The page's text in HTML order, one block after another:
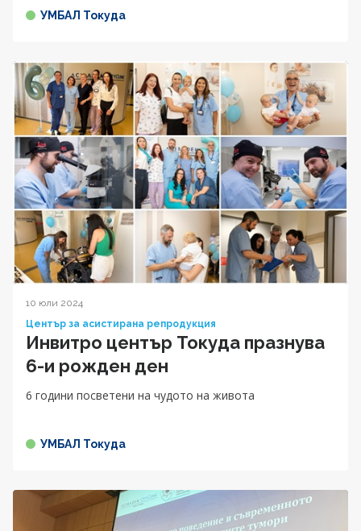
УМБАЛ Токуда
10 юли 2024
Център за асистирана репродукция
Инвитро център Токуда празнува
6-и рожден ден
6 години посветени на чудото на живота
УМБАЛ Токуда